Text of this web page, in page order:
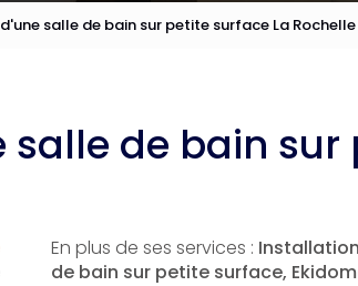
salle de bain sur petite surface La Rochelle
de bain sur
En plus de ses services :
de bain sur petite surface,